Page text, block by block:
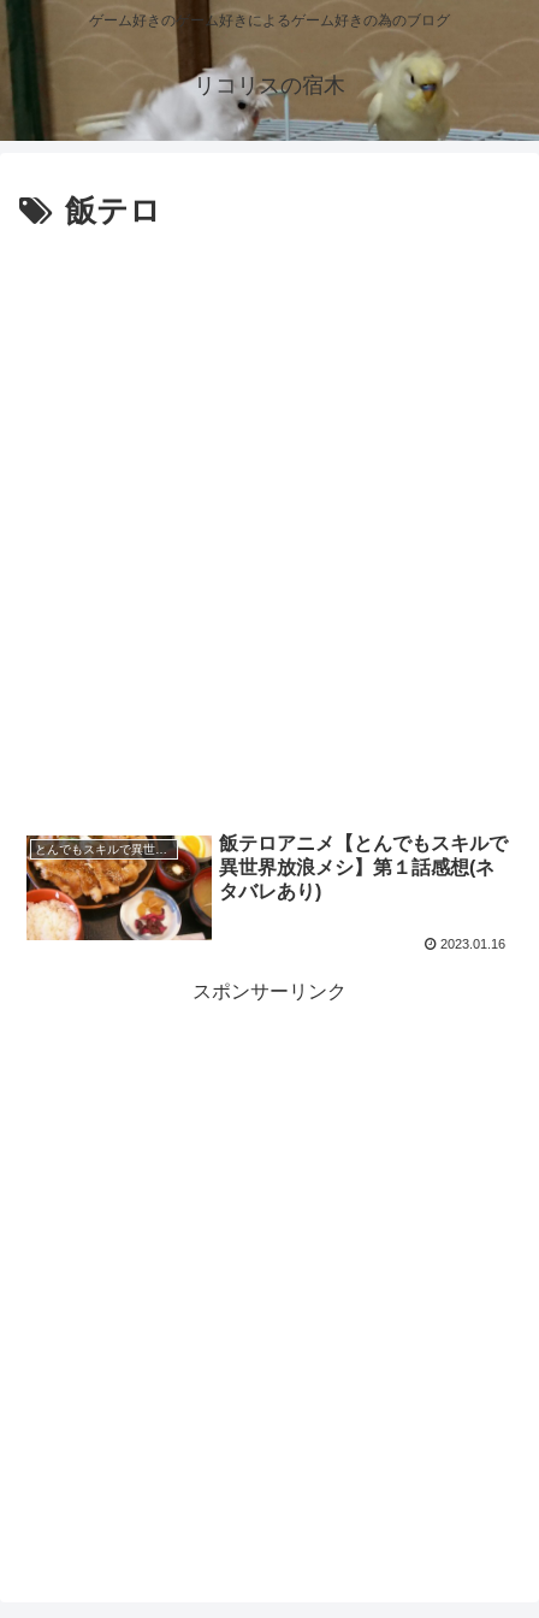
ゲーム好きのゲーム好きによるゲーム好きの為のブログ
リコリスの宿木
飯テロ
とんでもスキルで異世界放浪メシ
飯テロアニメ【とんでもスキルで
異世界放浪メシ】第１話感想(ネ
タバレあり)
2023.01.16
スポンサーリンク